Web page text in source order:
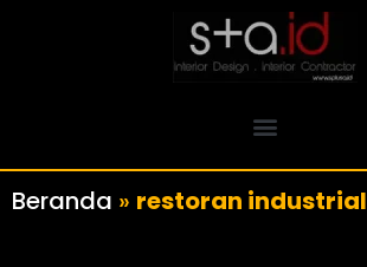
Beranda » restoran industrial